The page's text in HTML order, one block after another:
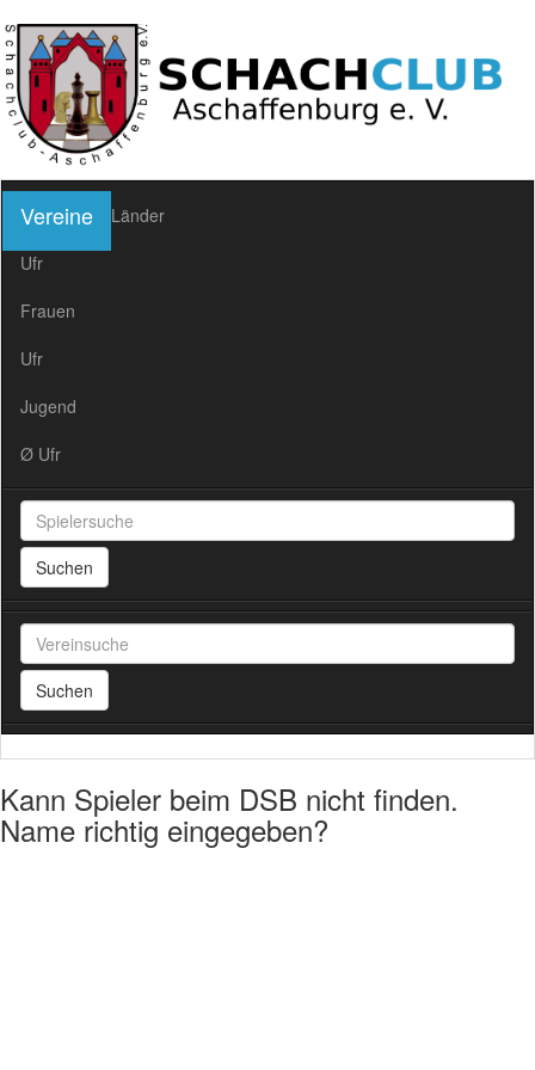
Vereine
Länder
Ufr
Frauen
Ufr
Jugend
Ø Ufr
Suchen
Suchen
Kann Spieler beim DSB nicht finden.
Name richtig eingegeben?